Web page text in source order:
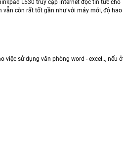
L530 truy cập internet đọc tin tức cho
vẫn còn rất tốt gần như với máy mới, độ hao
việc sử dụng văn phòng word - excel.., nếu ở